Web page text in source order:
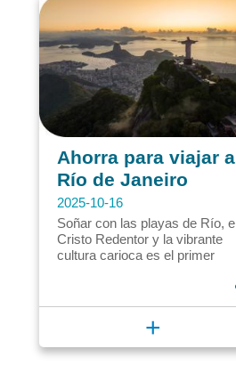
Ahorra para viajar a
Río de Janeiro
2025-10-16
Soñar con las playas de Río,
Cristo Redentor y la vibrante
cultura carioca es el primer
+